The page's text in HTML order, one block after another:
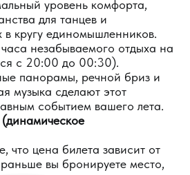
уровень комфорта,
для танцев и
кругу единомышленников.
незабываемого отдыха на
с 20:00 до 00:30).
панорамы, речной бриз и
музыка сделают этот
событием вашего лета.
что цена билета зависит от
вы бронируете место,